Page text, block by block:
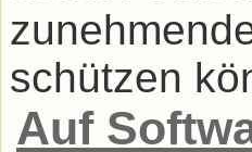
schützen
Auf